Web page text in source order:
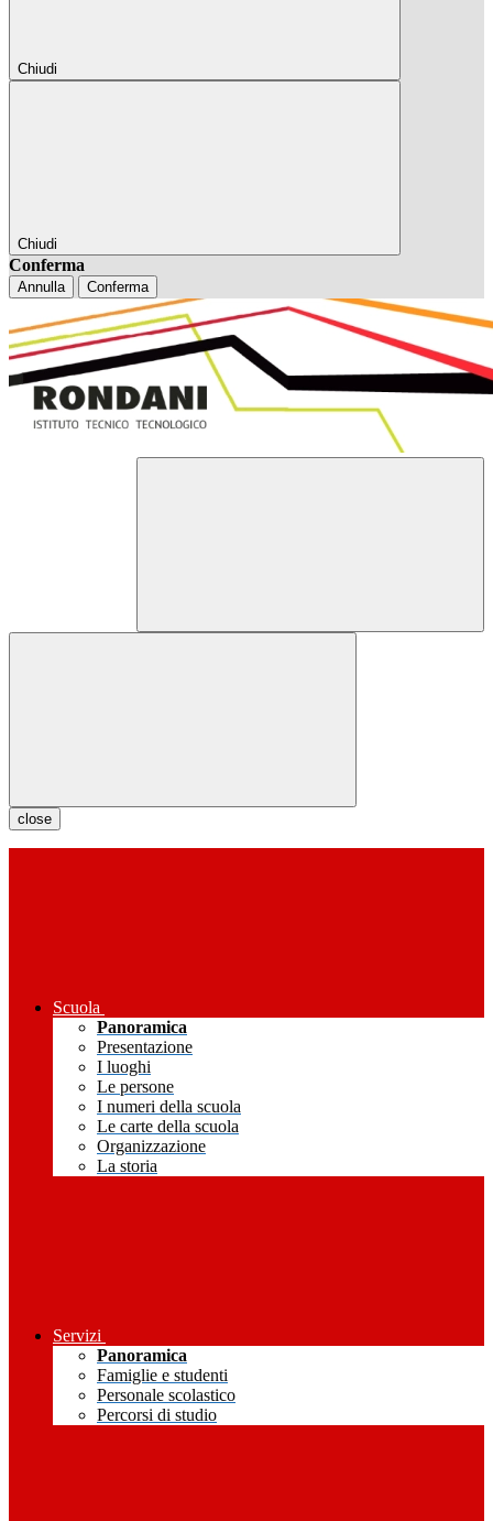
Chiudi
Chiudi
Conferma
Annulla Conferma
close
Scuola
Panoramica
Presentazione
I luoghi
Le persone
I numeri della scuola
Le carte della scuola
Organizzazione
La storia
Servizi
Panoramica
Famiglie e studenti
Personale scolastico
Percorsi di studio